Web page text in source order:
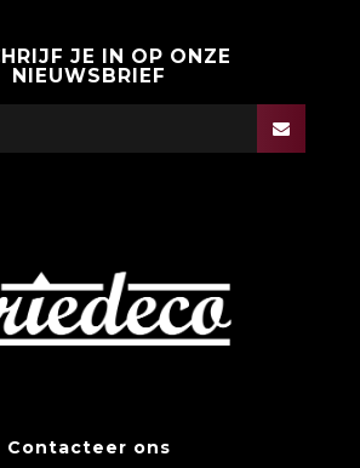
JE IN OP ONZE
NIEUWSBRIEF
Contacteer ons